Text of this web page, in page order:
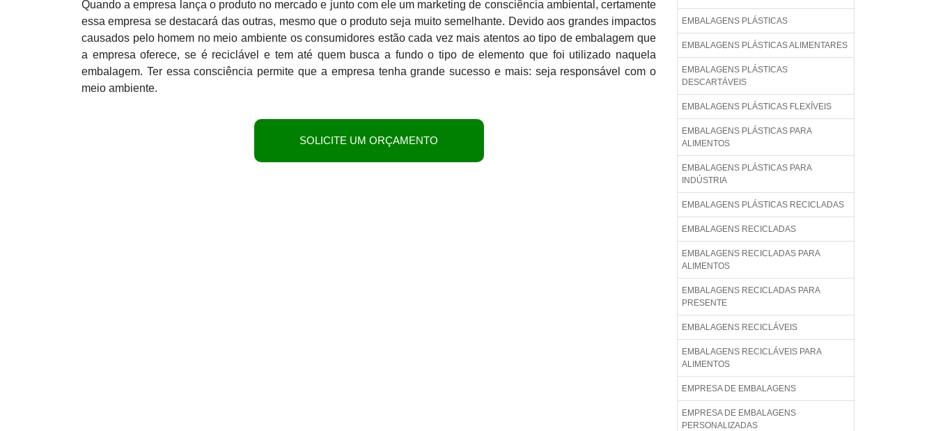
Quando a empresa lança o produto no mercado e junto com ele um marketing de consciência ambiental, certamente
essa empresa se destacará das outras, mesmo que o produto seja muito semelhante. Devido aos grandes impactos
causados pelo homem no meio ambiente os consumidores estão cada vez mais atentos ao tipo de embalagem que
a empresa oferece, se é reciclável e tem até quem busca a fundo o tipo de elemento que foi utilizado naquela
embalagem. Ter essa consciência permite que a empresa tenha grande sucesso e mais: seja responsável com o
meio ambiente.
SOLICITE UM ORÇAMENTO
EMBALAGENS PLÁSTICAS
EMBALAGENS PLÁSTICAS ALIMENTARES
EMBALAGENS PLÁSTICAS
DESCARTÁVEIS
EMBALAGENS PLÁSTICAS FLEXÍVEIS
EMBALAGENS PLÁSTICAS PARA
ALIMENTOS
EMBALAGENS PLÁSTICAS PARA
INDÚSTRIA
EMBALAGENS PLÁSTICAS RECICLADAS
EMBALAGENS RECICLADAS
EMBALAGENS RECICLADAS PARA
ALIMENTOS
EMBALAGENS RECICLADAS PARA
PRESENTE
EMBALAGENS RECICLÁVEIS
EMBALAGENS RECICLÁVEIS PARA
ALIMENTOS
EMPRESA DE EMBALAGENS
EMPRESA DE EMBALAGENS
PERSONALIZADAS